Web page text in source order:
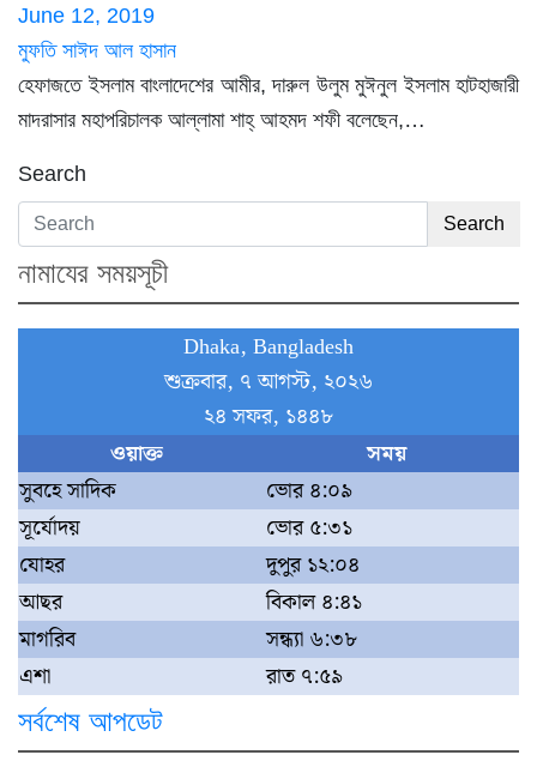
June 12, 2019
মুফতি সাঈদ আল হাসান
হেফাজতে ইসলাম বাংলাদেশের আমীর, দারুল উলুম মুঈনুল ইসলাম হাটহাজারী
মাদরাসার মহাপরিচালক আল্লামা শাহ্ আহমদ শফী বলেছেন,…
Search
Search
নামাযের সময়সূচী
Dhaka, Bangladesh
শুক্রবার, ৭ আগস্ট, ২০২৬
২৪ সফর, ১৪৪৮
ওয়াক্ত
সময়
সুবহে সাদিক
ভোর ৪:০৯
সূর্যোদয়
ভোর ৫:৩১
যোহর
দুপুর ১২:০৪
আছর
বিকাল ৪:৪১
মাগরিব
সন্ধ্যা ৬:৩৮
এশা
রাত ৭:৫৯
সর্বশেষ আপডেট